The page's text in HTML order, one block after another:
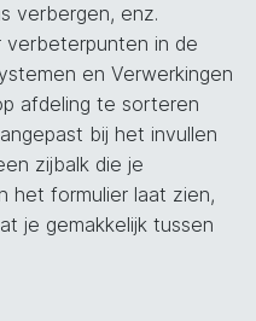
verbergen, enz.
in de
en Verwerkingen
afdeling te sorteren
bij het invullen
zijbalk die je
het formulier laat zien,
je gemakkelijk tussen